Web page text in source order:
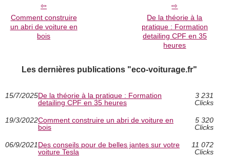
Comment construire
un abri de voiture en
bois
De la théorie à la
pratique : Formation
detailing CPF en 35
heures
Les dernières publications "eco-voiturage.fr"
15/7/2025De la théorie à la pratique : Formation
detailing CPF en 35 heures
3 231
Clicks
19/3/2022Comment construire un abri de voiture en
bois
5 320
Clicks
06/9/2021Des conseils pour de belles jantes sur votre
voiture Tesla
11 072
Clicks